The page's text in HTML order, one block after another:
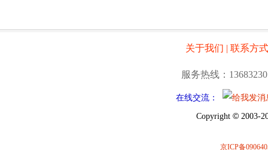
关于我们 | 联系方式
服务热线：
在线交流：
Copyright © 2003-
京ICP备